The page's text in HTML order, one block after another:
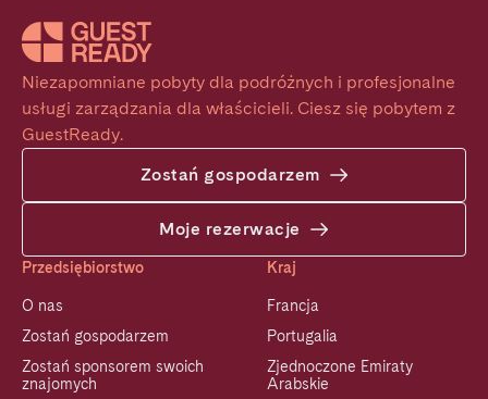
Niezapomniane pobyty dla podróżnych i profesjonalne
usługi zarządzania dla właścicieli. Ciesz się pobytem z
GuestReady.
Zostań gospodarzem
Moje rezerwacje
Przedsiębiorstwo
O nas
Zostań gospodarzem
Zostań sponsorem swoich
znajomych
Kraj
Francja
Portugalia
Zjednoczone Emiraty
Arabskie